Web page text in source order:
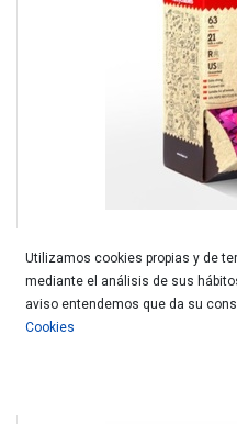
POO BAGS BOLSAS
Utilizamos cookies propias y de
mediante el análisis de sus
aviso entendemos que da su
Cookies